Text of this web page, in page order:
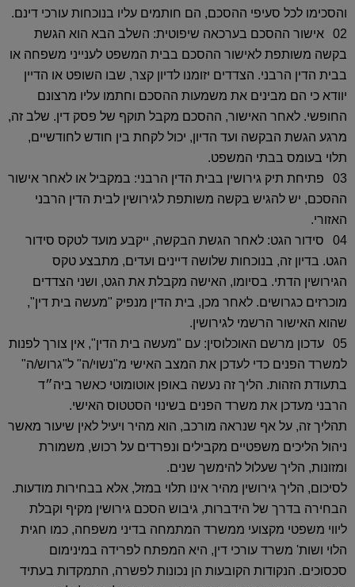
והסכימו לכל סעיפי ההסכם, הם חותמים עליו בנוכחות עורכי דינם.
אישור ההסכם בערכאה שיפוטית: השלב הבא הוא הגשת
בקשה משותפת לאישור ההסכם בבית המשפט לענייני משפחה או
בבית הדין הרבני. הצדדים יזומנו לדיון קצר, שבו השופט או הדיין
יוודא כי הם מבינים את משמעות ההסכם וחתמו עליו מרצונם
החופשי. לאחר האישור, ההסכם מקבל תוקף של פסק דין. שלב זה,
מרגע הגשת הבקשה ועד הדיון, יכול לקחת בין חודש לחודשיים,
תלוי בעומס בבתי המשפט.
פתיחת תיק גירושין בבית הדין הרבני: במקביל או לאחר אישור
ההסכם, יש להגיש בקשה משותפת לגירושין לבית הדין הרבני
האזורי.
סידור הגט: לאחר הגשת הבקשה, ייקבע מועד לטקס סידור
הגט. בדיון זה, בנוכחות שלושה דיינים ועדים, מתבצע טקס
הגירושין הדתי. בסיומו, האישה מקבלת את הגט, ושני הצדדים
מוכרזים כגרושים. לאחר מכן, בית הדין מנפיק "מעשה בית דין",
שהוא האישור הרשמי לגירושין.
עדכון מרשם האוכלוסין: עם "מעשה בית הדין", אין צורך לפנות
למשרד הפנים כדי לעדכן את המצב האישי מ"נשוי/ה" ל"גרוש/ה"
בתעודת הזהות. הליך זה נעשה באופן אוטומוטי כאשר ביה״ד
הרבני מעדכן את משרד הפנים בשינוי הסטטוס האישי.
תהליך זה, על אף שנראה מורכב, הוא מהיר ויעיל לאין שיעור מאשר
ניהול הליכים משפטיים מקבילים ונפרדים על רכוש, משמורת
ומזונות, הליך שעלול להימשך שנים.
לסיכום, הליך גירושין מהיר אינו תלוי במזל, אלא בבחירות מודעות.
הבחירה בדרך של הידברות, גיבוש הסכם גירושין מקיף וקבלת
ליווי משפטי מקצועי ממשרד המתמחה בדיני משפחה, כמו חגית
הלוי ושות' משרד עורכי דין, היא המפתח לפרידה במינימום
סכסוכים. הנקודות הקובעות הן נכונות לפשרה, התמקדות בעתיד